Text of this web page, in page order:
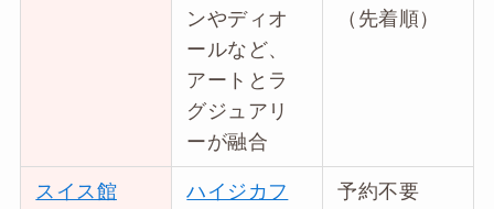
ンやディオ
ールなど、
アートとラ
グジュアリ
ーが融合
（先着順）
スイス館
ハイジカフ
予約不要